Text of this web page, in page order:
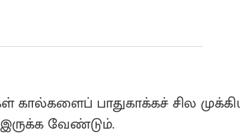
கால்களைப் பாதுகாக்கச் சில
வேண்டும்.